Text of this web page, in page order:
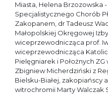
Miasta, Helena Brzozowska
Specjalistycznego Chorób
Zakopanem, dr Tadeusz
Małopolskiej Okręgowej
wiceprzewodnicząca prof.
wiceprzewodnicząca
Pielęgniarek i Położnych
Zbigniew Micherdziński z
Bielsku-Białej, zakopiańscy
witrochromii Marty Walczak